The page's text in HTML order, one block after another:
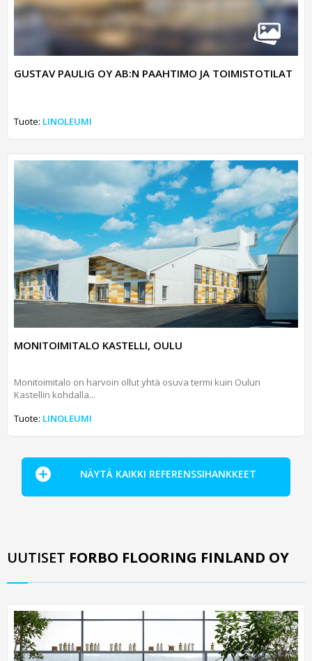
GUSTAV PAULIG OY AB:N PAAHTIMO JA TOIMISTOTILAT
Tuote: LINOLEUMI
MONITOIMITALO KASTELLI, OULU
Monitoimitalo on harvoin ollut yhtä osuva termi kuin Oulun
Kastellin kohdalla...
Tuote: LINOLEUMI
NÄYTÄ KAIKKI REFERENSSIHANKKEET
UUTISET FORBO FLOORING FINLAND OY